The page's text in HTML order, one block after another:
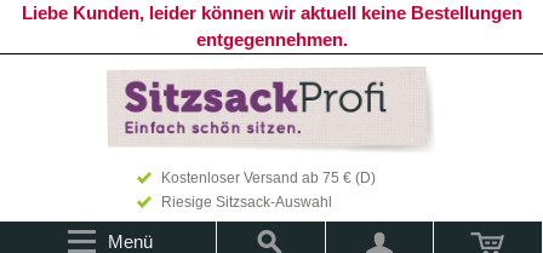
Liebe Kunden, leider können wir aktuell keine Bestellungen
entgegennehmen.
Kostenloser Versand ab 75 € (D)
Riesige Sitzsack-Auswahl
Menü